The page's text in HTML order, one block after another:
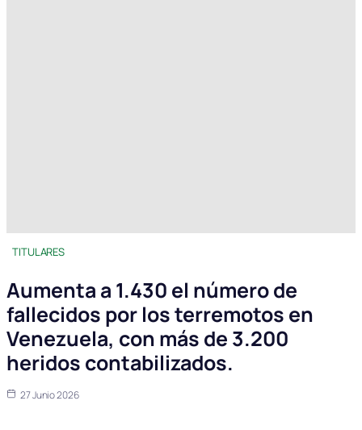
TITULARES
Aumenta a 1.430 el número de
fallecidos por los terremotos en
Venezuela, con más de 3.200
heridos contabilizados.
27 Junio 2026